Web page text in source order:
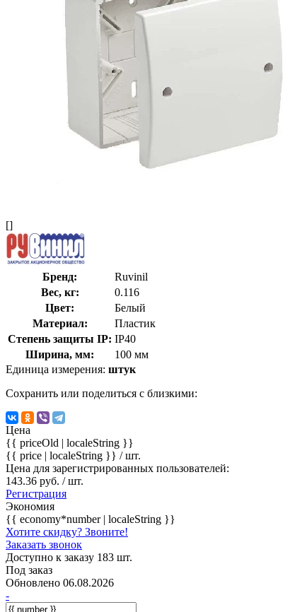
[]
Бренд:
Ruvinil
Вес, кг:
0.116
Цвет:
Белый
Материал:
Пластик
Степень защиты IP: IP40
Ширина, мм:
100 мм
Единица измерения: штук
Сохранить или поделиться с близкими:
Цена
{{ priceOld | localeString }}
{{ price | localeString }} / шт.
Цена для зарегистрированных пользователей:
143.36 руб. / шт.
Регистрация
Экономия
{{ economy*number | localeString }}
Хотите скидку? Звоните!
Заказать звонок
Доступно к заказу 183 шт.
Под заказ
Обновлено 06.08.2026
-